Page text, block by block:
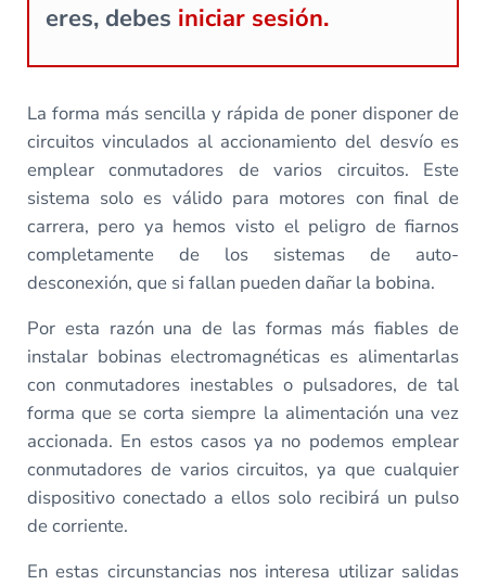
eres, debes iniciar sesión.
La forma más sencilla y rápida de poner disponer de
circuitos vinculados al accionamiento del desvío es
emplear conmutadores de varios circuitos. Este
sistema solo es válido para motores con final de
carrera, pero ya hemos visto el peligro de fiarnos
completamente de los sistemas de auto-
desconexión, que si fallan pueden dañar la bobina.
Por esta razón una de las formas más fiables de
instalar bobinas electromagnéticas es alimentarlas
con conmutadores inestables o pulsadores, de tal
forma que se corta siempre la alimentación una vez
accionada. En estos casos ya no podemos emplear
conmutadores de varios circuitos, ya que cualquier
dispositivo conectado a ellos solo recibirá un pulso
de corriente.
En estas circunstancias nos interesa utilizar salidas